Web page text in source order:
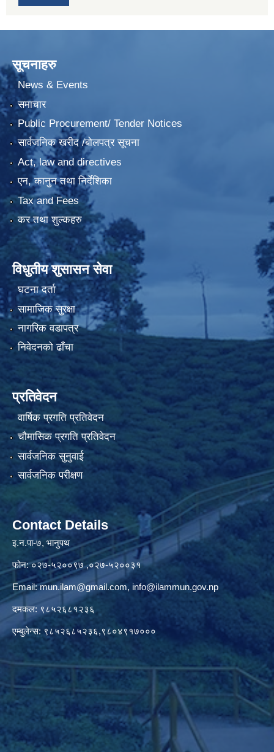
सूचनाहरु
News & Events
समाचार
Public Procurement/ Tender Notices
सार्वजनिक खरीद /बोलपत्र सूचना
Act, law and directives
एन, कानुन तथा निर्देशिका
Tax and Fees
कर तथा शुल्कहरु
विधुतीय शुसासन सेवा
घटना दर्ता
सामाजिक सुरक्षा
नागरिक वडापत्र
निवेदनको ढाँचा
प्रतिवेदन
वार्षिक प्रगति प्रतिवेदन
चौमासिक प्रगति प्रतिवेदन
सार्वजनिक सुनुवाई
सार्वजनिक परीक्षण
Contact Details
इ.न.पा-७, भानुपथ
फोन: ०२७-५२००९७ ,०२७-५२००३१
Email:mun.ilam@gmail.com, info@ilammun.gov.np
दमकल: ९८५२६८१२३६
एम्बुलेन्स: ९८५२६८५२३६,९८०४९१७०००